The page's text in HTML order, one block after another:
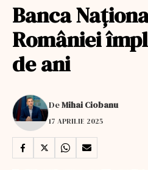
Banca
României
de ani
DeMihai Ciobanu
17 APRILIE 2025